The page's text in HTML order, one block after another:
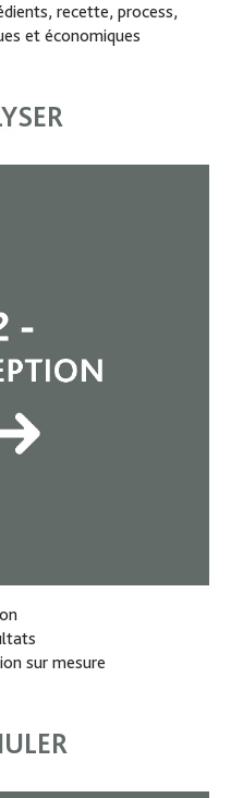
recette, process,
et économiques
sur mesure